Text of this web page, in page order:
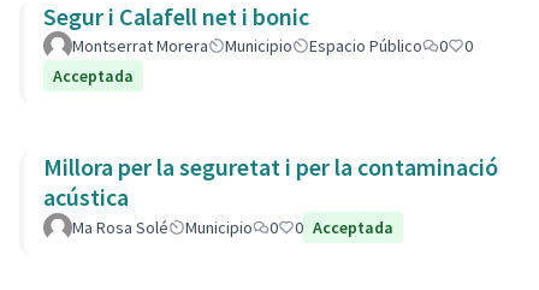
Segur i Calafell net i bonic
Montserrat Morera Municipio Espacio Público 0
0
Acceptada
Millora per la seguretat i per la contaminació
acústica
Ma Rosa Solé Municipio 0 0 Acceptada